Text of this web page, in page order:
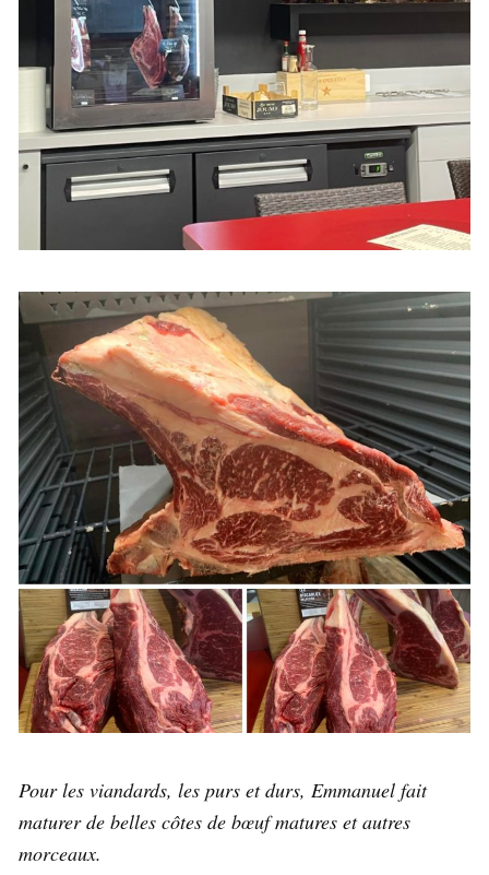
Pour les viandards, les purs et durs, Emmanuel fait
maturer de belles côtes de bœuf matures et autres
morceaux.